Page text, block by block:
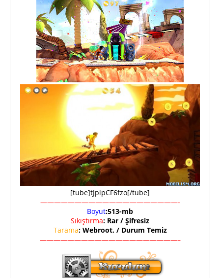
[tube]tJplpCF6fzo[/tube]
————————————————————-
Boyut:513-mb
Sıkıştırma: Rar / Şifresiz
Tarama: Webroot. / Durum Temiz
————————————————————–